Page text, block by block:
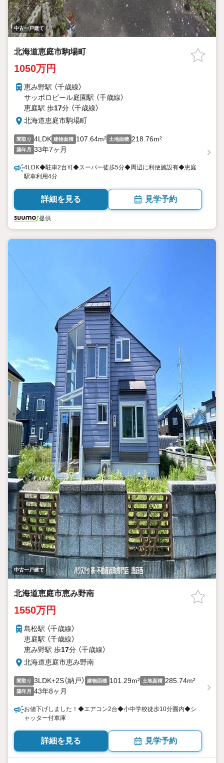
中古一戸建て
北海道恵庭市駒場町
1050万円
恵み野駅 （千歳線）
サッポロビール庭園駅 （千歳線）
恵庭駅 歩17分 （千歳線）
北海道恵庭市駒場町
間取り 4LDK 建物面積 107.64m² 土地面積 218.76m²
築年月 33年7ヶ月
4LDK◆駐車2台可◆スーパー徒歩5分◆周辺に利便施設有◆恵庭
駅車利用4分
詳細を見る 見学予約
提供
中古一戸建て
北海道恵庭市恵み野南
1550万円
島松駅 （千歳線）
恵庭駅 （千歳線）
恵み野駅 歩17分 （千歳線）
北海道恵庭市恵み野南
間取り 3LDK+2S（納戸） 建物面積 101.29m² 土地面積 285.74m²
築年月 43年8ヶ月
お値下げしました！◆エアコン2台◆小中学校徒歩10分圏内◆シ
ャッター付車庫
詳細を見る 見学予約